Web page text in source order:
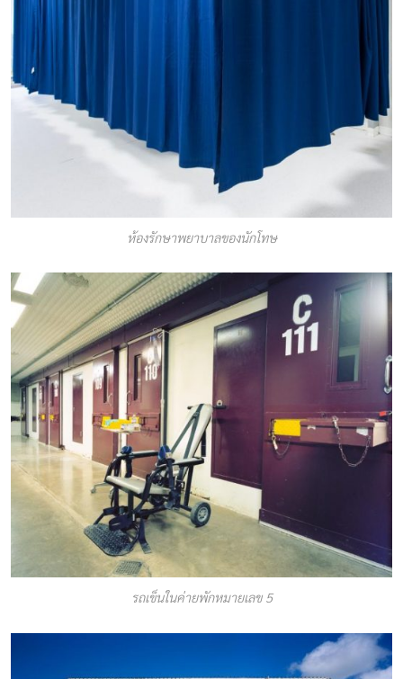
ห้องรักษาพยาบาลของนักโทษ
รถเข็นในค่ายพักหมายเลข 5